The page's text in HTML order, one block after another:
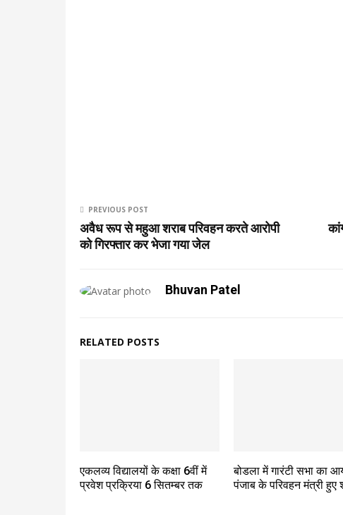
PREVIOUS POST
अवैध रूप से महुआ शराब परिवहन करते आरोपी
को गिरफ्तार कर भेजा गया जेल
Bhuvan Patel
RELATED POSTS
एकलव्य विद्यालयों के कक्षा 6वीं में
प्रवेश प्रक्रिया 6 सितम्बर तक
बोडला में गारंटी सभा का
पंजाब के परिवहन मंत्री हुए